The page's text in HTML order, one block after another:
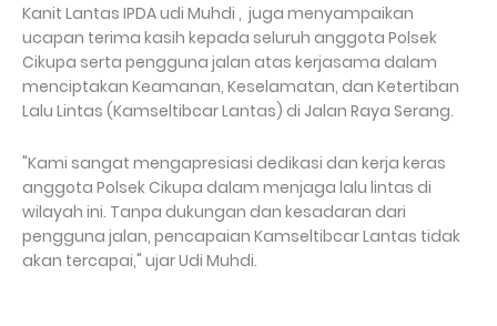
Kanit Lantas IPDA udi Muhdi , juga menyampaikan
ucapan terima kasih kepada seluruh anggota Polsek
Cikupa serta pengguna jalan atas kerjasama dalam
menciptakan Keamanan, Keselamatan, dan Ketertiban
Lalu Lintas (Kamseltibcar Lantas) di Jalan Raya Serang.
"Kami sangat mengapresiasi dedikasi dan kerja keras
anggota Polsek Cikupa dalam menjaga lalu lintas di
wilayah ini. Tanpa dukungan dan kesadaran dari
pengguna jalan, pencapaian Kamseltibcar Lantas tidak
akan tercapai," ujar Udi Muhdi.